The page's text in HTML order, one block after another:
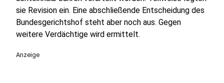
sie Revision ein. Eine abschließende Entscheidung des
Bundesgerichtshof steht aber noch aus. Gegen
weitere Verdächtige wird ermittelt.
Anzeige